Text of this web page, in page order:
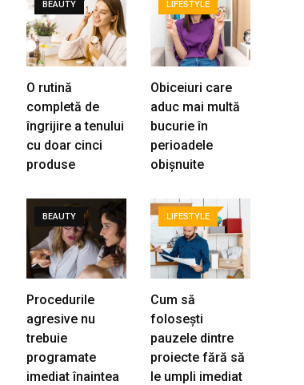
BEAUTY
O rutină
completă de
îngrijire a tenului
cu doar cinci
produse
LIFESTYLE
Obiceiuri care
aduc mai multă
bucurie în
perioadele
obișnuite
BEAUTY
Procedurile
agresive nu
trebuie
programate
imediat înaintea
LIFESTYLE
Cum să
folosești
pauzele dintre
proiecte fără să
le umpli imediat